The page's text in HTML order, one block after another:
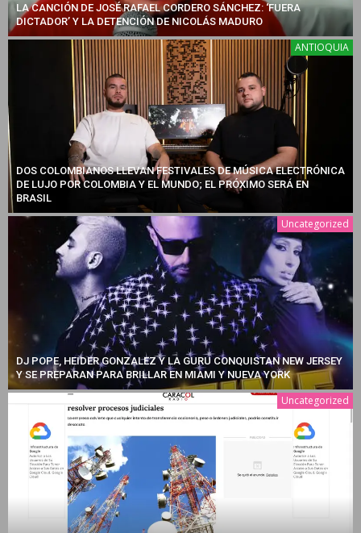
LA CANCIÓN DE JOSÉ RAFAEL CORDERO SÁNCHEZ: ‘FUERA
DICTADOR’ Y LA DETENCIÓN DE NICOLÁS MADURO
ANTIOQUIA
DOS COLOMBIANOS LLEVAN FESTIVALES DE MÚSICA ELECTRÓNICA
DE LUJO POR COLOMBIA Y EL MUNDO; EL PRÓXIMO SERÁ EN
BRASIL
Uncategorized
DJ POPE, HEIDER GONZALEZ Y LA GURU CONQUISTAN NEW JERSEY
Y SE PREPARAN PARA BRILLAR EN MIAMI Y NUEVA YORK
Uncategorized